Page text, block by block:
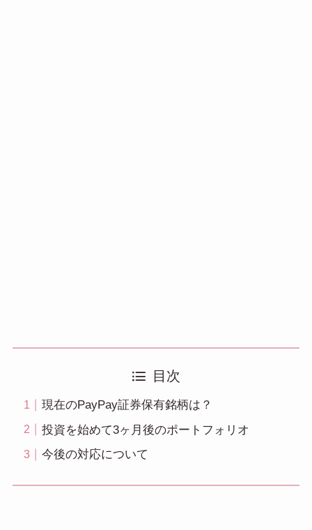
目次
現在のPayPay証券保有銘柄は？
投資を始めて3ヶ月後のポートフォリオ
今後の対応について